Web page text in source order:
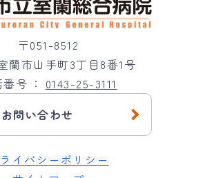
〒051-8512
蘭市山手町3丁目8番1号
番号
0143-25-3111
お問い合わせ
イバシーポリシー